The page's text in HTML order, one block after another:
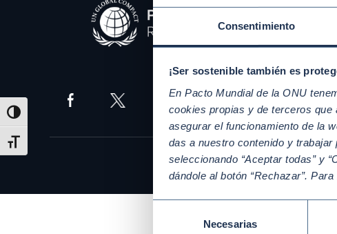
Consentimiento
¡Ser sostenible también es
En Pacto Mundial de la ONU
cookies propias y de terceros que
asegurar el funcionamiento de la
das a nuestro contenido y
seleccionando “Aceptar todas” y
dándole al botón “Rechazar”.
Necesarias
Alternar alto contraste
Alternar tamaño de letra